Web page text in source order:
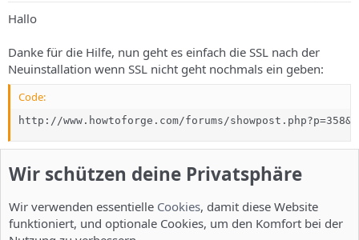
Hallo
Danke für die Hilfe, nun geht es einfach die SSL nach der
Neuinstallation wenn SSL nicht geht nochmals ein geben:
Code:
http://www.howtoforge.com/forums/
Du musst dich einloggen oder registrieren, um hier zu antworten.
Wir schützen deine Privatsphäre
Wir verwenden essentielle Cookies, damit diese Website
funktioniert, und optionale Cookies, um den Komfort bei der